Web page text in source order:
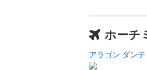
ホーチ
アラゴン ダン